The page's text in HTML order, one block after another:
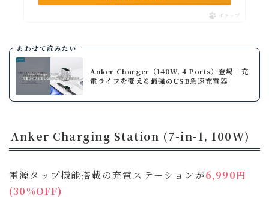
ポチップ
あわせて読みたい
Anker Charger（140W, 4 Ports）登場｜充
電ライフを変える最強のUSB急速充電器
Anker Charging Station (7-in-1, 100W)
電源タップ機能搭載の充電ステーションが6,990円
(30%OFF)